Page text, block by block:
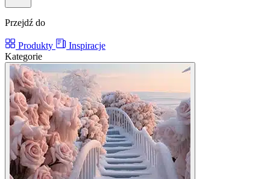
Przejdź do
Produkty
Inspiracje
Kategorie